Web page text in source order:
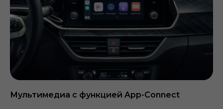
Мультимедиа с функцией App-Connect